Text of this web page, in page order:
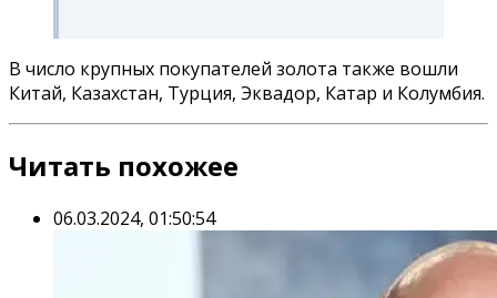
В число крупных покупателей золота также вошли
Китай, Казахстан, Турция, Эквадор, Катар и Колумбия.
Читать похожее
06.03.2024, 01:50:54